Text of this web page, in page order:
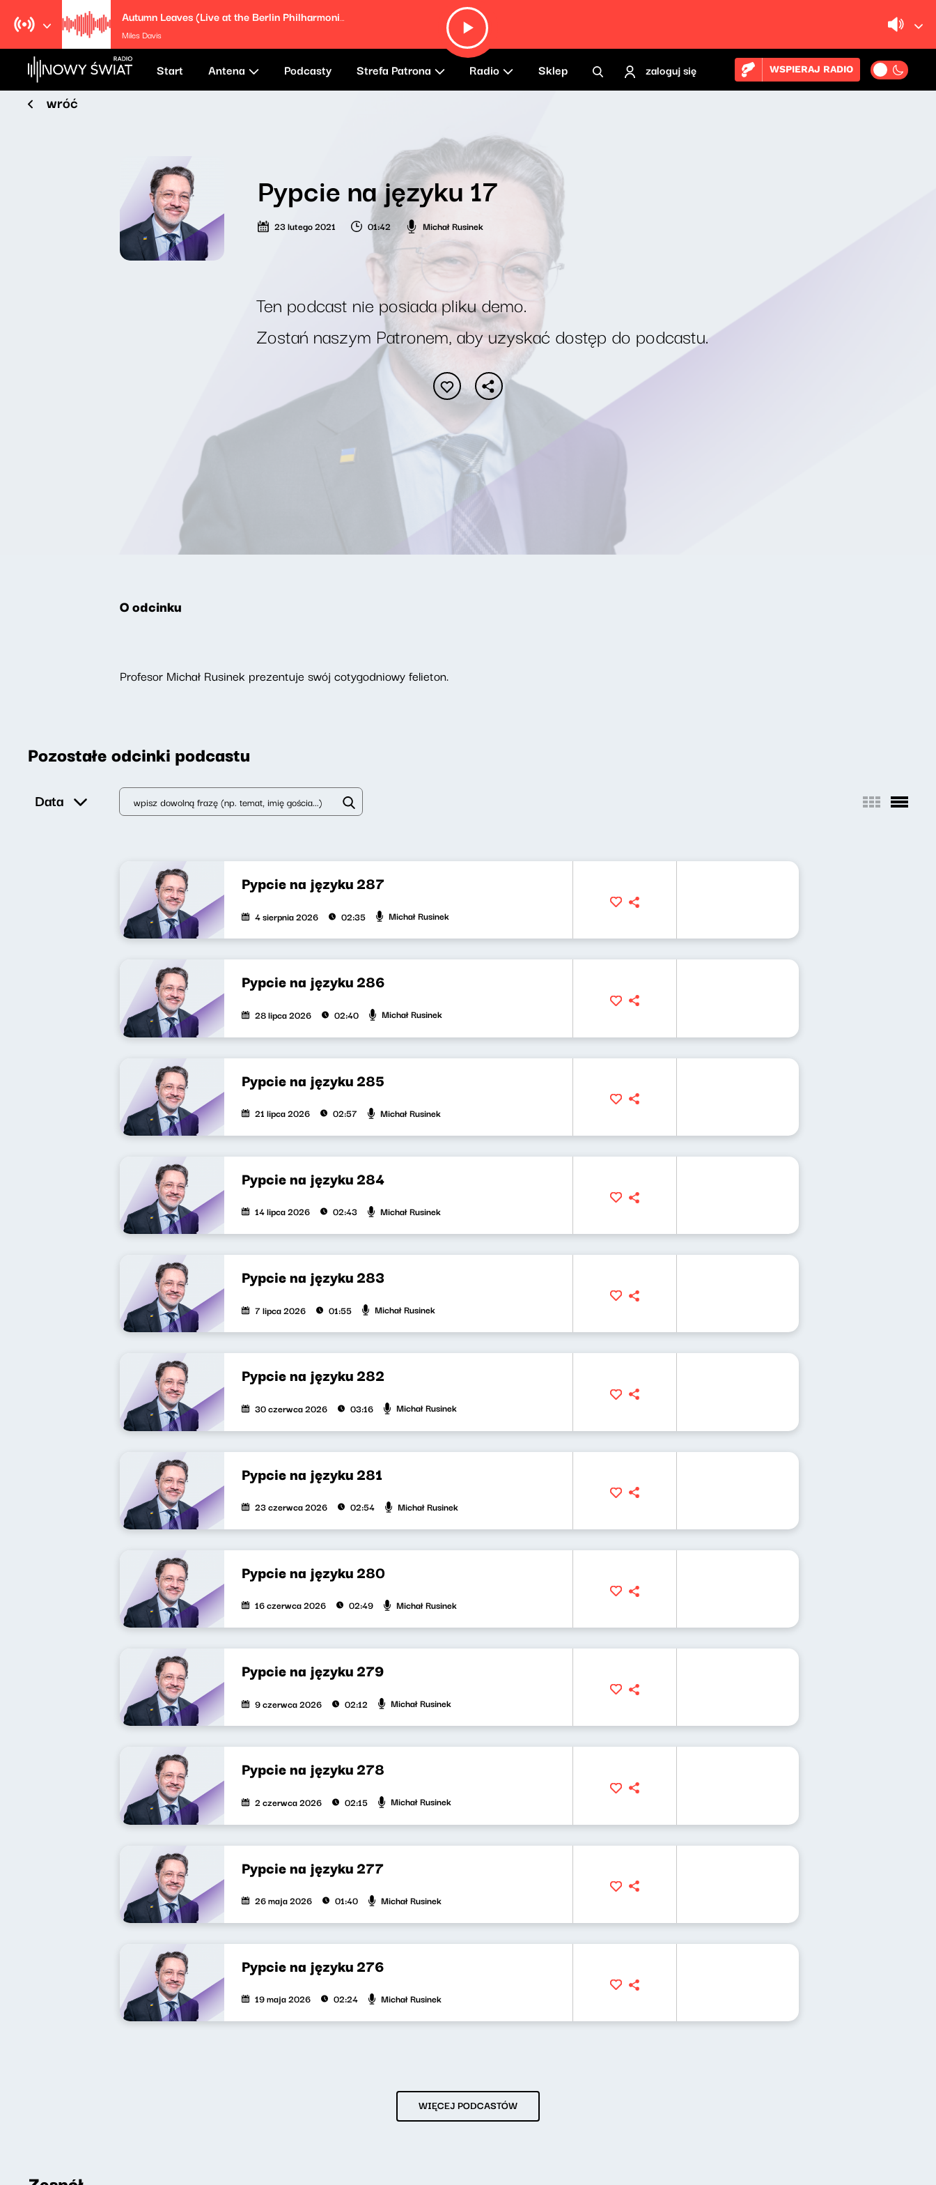
Autumn Leaves (Live at the Berlin Philharmonie, Germany
Miles Davis
Start Antena Podcasty Strefa Patrona Radio Sklep zaloguj się WSPIERAJ RADIO
wróć
Pypcie na języku 17
23 lutego 2021 01:42 Michał Rusinek
Ten podcast nie posiada pliku demo.
Zostań naszym Patronem, aby uzyskać dostęp do podcastu.
O odcinku
Profesor Michał Rusinek prezentuje swój cotygodniowy felieton.
Pozostałe odcinki podcastu
Data
Pypcie na języku 287
4 sierpnia 2026 02:35 Michał Rusinek
Pypcie na języku 286
28 lipca 2026 02:40 Michał Rusinek
Pypcie na języku 285
21 lipca 2026 02:57 Michał Rusinek
Pypcie na języku 284
14 lipca 2026 02:43 Michał Rusinek
Pypcie na języku 283
7 lipca 2026 01:55 Michał Rusinek
Pypcie na języku 282
30 czerwca 2026 03:16 Michał Rusinek
Pypcie na języku 281
23 czerwca 2026 02:54 Michał Rusinek
Pypcie na języku 280
16 czerwca 2026 02:49 Michał Rusinek
Pypcie na języku 279
9 czerwca 2026 02:12 Michał Rusinek
Pypcie na języku 278
2 czerwca 2026 02:15 Michał Rusinek
Pypcie na języku 277
26 maja 2026 01:40 Michał Rusinek
Pypcie na języku 276
19 maja 2026 02:24 Michał Rusinek
WIĘCEJ PODCASTÓW